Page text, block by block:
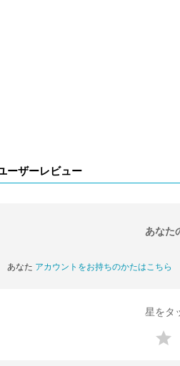
ーザーレビュー
あなた
あなた アカウントをお持ちのかたはこちら
星をタ